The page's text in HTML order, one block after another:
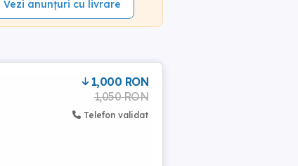
Vezi anunțuri cu livrare
1,000 RON
1,050 RON
Telefon validat